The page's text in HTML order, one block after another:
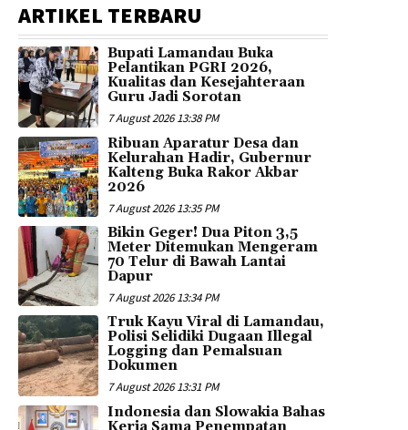
ARTIKEL TERBARU
Bupati Lamandau Buka
Pelantikan PGRI 2026,
Kualitas dan Kesejahteraan
Guru Jadi Sorotan
7 August 2026 13:38 PM
Ribuan Aparatur Desa dan
Kelurahan Hadir, Gubernur
Kalteng Buka Rakor Akbar
2026
7 August 2026 13:35 PM
Bikin Geger! Dua Piton 3,5
Meter Ditemukan Mengeram
70 Telur di Bawah Lantai
Dapur
7 August 2026 13:34 PM
Truk Kayu Viral di Lamandau,
Polisi Selidiki Dugaan Illegal
Logging dan Pemalsuan
Dokumen
7 August 2026 13:31 PM
Indonesia dan Slowakia Bahas